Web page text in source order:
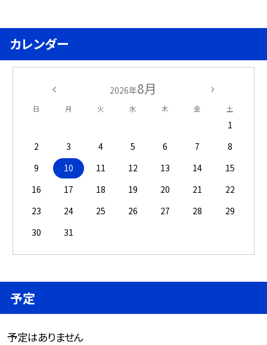
カレンダー
2026年8月
日 月 火 水 木 金 土
1
2
3 4 5 6 7
8
9
10 11 12 13 14
15
16
17 18 19 20 21
22
23
24 25 26 27 28
29
30
31
予定
予定はありません